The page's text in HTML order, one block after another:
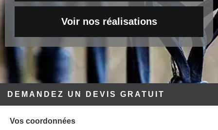
Voir nos réalisations
DEMANDEZ UN DEVIS GRATUIT
Vos coordonnées